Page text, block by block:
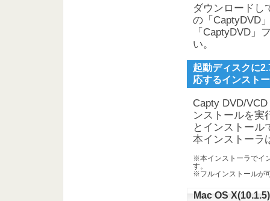
ダウンロードし
の「CaptyDVD
「CaptyDVD」
い。
起動ディスクに
応するインスト
Capty DVD/
ンストールを実
とインストール
本インストーラ
※本インストーラでイ
す。
※フルインストールが
Mac OS